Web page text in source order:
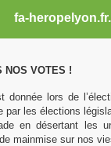
fa-
NOS VOTES !
donnée lors de
par les élections
en désertant les
mainmise sur nos